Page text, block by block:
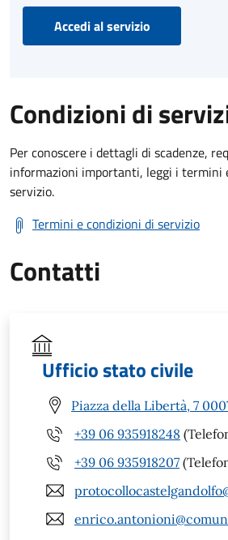
Accedi al servizio
Condizioni di
Per conoscere i dettagli di scadenze,
informazioni importanti, leggi i termini
servizio.
Termini e condizioni di servizio
Contatti
Ufficio stato civile
Piazza della Libertà, 7
+39 06 935918248
+39 06 935918207